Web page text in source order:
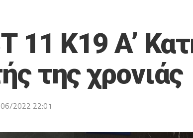
11 Κ19 A’
της χρονιάς
2022 22:01